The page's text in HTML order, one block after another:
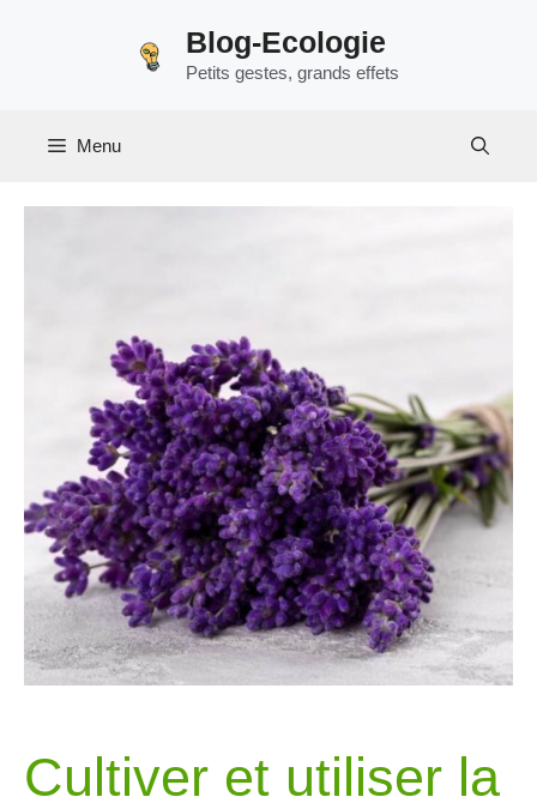
Blog-Ecologie
Petits gestes, grands effets
Menu
Cultiver et utiliser la